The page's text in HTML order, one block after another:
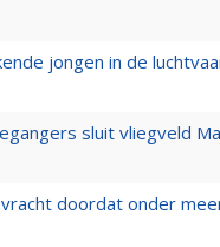
jongen in de
sluit vliegveld
doordat onder